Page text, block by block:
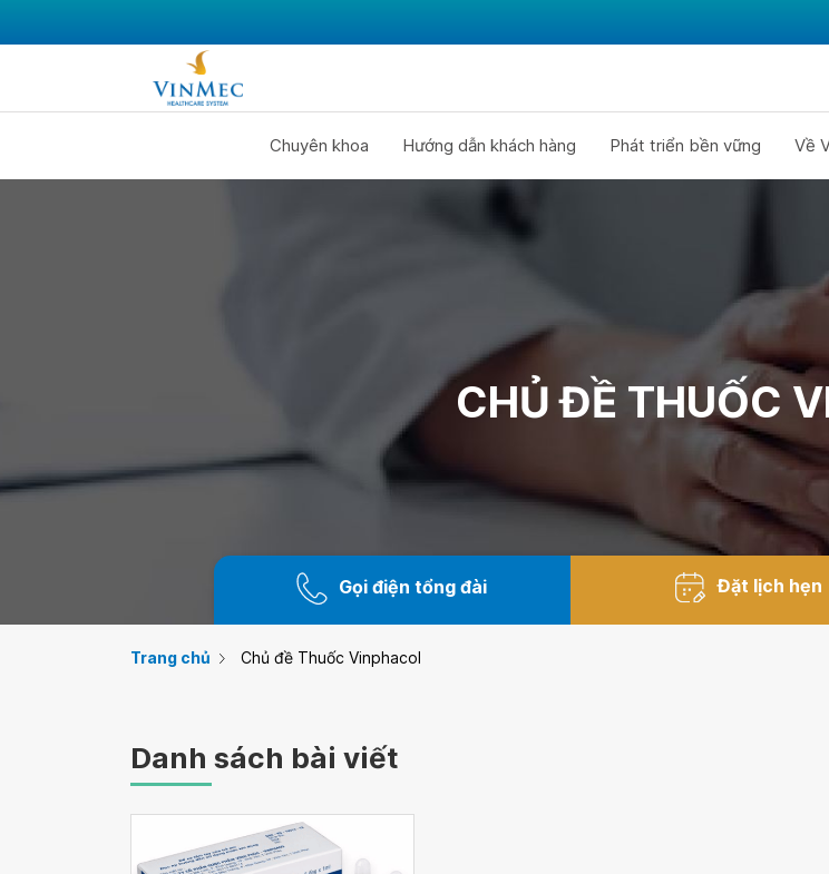
Chuyên khoa Hướng dẫn khách hàng Phát triển bền vững Về
CHỦ ĐỀ THUỐC
Gọi điện tổng đài Đặt lịch hẹn
Trang chủ Chủ đề Thuốc Vinphacol
Danh sách bài viết